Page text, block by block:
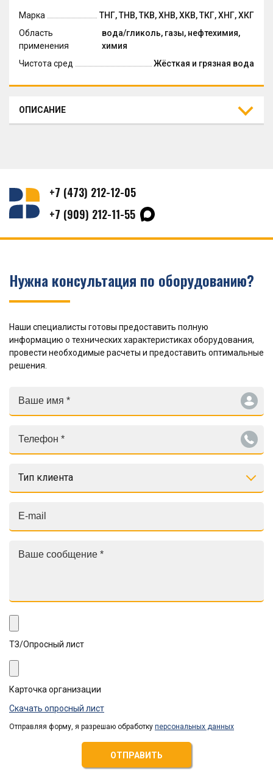
Марка
ТНГ, ТНВ, ТКВ, ХНВ, ХКВ, ТКГ, ХНГ, ХКГ
Область
применения
вода/гликоль, газы, нефтехимия,
химия
Чистота сред
Жёсткая и грязная вода
ОПИСАНИЕ
+7 (473) 212-12-05
+7 (909) 212-11-55
Нужна консультация по оборудованию?
Наши специалисты готовы предоставить полную
информацию о технических характеристиках оборудования,
провести необходимые расчеты и предоставить оптимальные
решения.
Тип клиента
ТЗ/Опросный лист
Карточка организации
Скачать опросный лист
Отправляя форму, я разрешаю обработку персональных данных
ОТПРАВИТЬ